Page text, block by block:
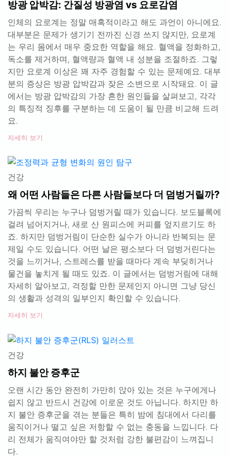
방광 압박감: 간질성 방광염 vs 요로감염
인체의 요로계는 정말 매혹적이라고 해도 과언이 아니에요.
대부분은 문제가 생기기 전까진 신경 쓰지 않지만, 요로계
는 우리 몸에서 매우 중요한 역할을 해요. 혈액을 정화하고,
독소를 제거하며, 혈액량과 혈액 내 성분을 조절하죠. 그렇
지만 요로계 이상은 꽤 자주 경험할 수 있는 문제예요. 대부
분의 증상은 방광 압박감과 잦은 소변으로 시작돼요. 이 글
에서는 방광 압박감의 가장 흔한 원인들을 살펴보고, 각각
의 특징적 징후를 구분하는 데 도움이 될 만큼 비교해 드려
요.
자세히 보기
건강
왜 어떤 사람들은 다른 사람들보다 더 덤벙거릴까?
가끔씩 우리는 누구나 덤벙거릴 때가 있습니다. 보도블록에
걸려 넘어지거나, 새로 산 원피스에 커피를 엎지르기도 하
죠. 하지만 덤벙거림이 단순한 실수가 아니라 반복되는 문
제일 수도 있습니다. 어떤 날은 평소보다 더 덤벙거린다는
것을 느끼거나, 스트레스를 받을 때마다 계속 부딪히거나
물건을 놓치게 될 때도 있죠. 이 글에서는 덤벙거림에 대해
자세히 알아보고, 걱정할 만한 문제인지 아니면 그냥 당신
의 생활과 성격의 일부인지 확인할 수 있습니다.
자세히 보기
건강
하지 불안 증후군
오랜 시간 동안 완전히 가만히 앉아 있는 것은 누구에게나
쉽지 않고 반드시 건강에 이로운 것도 아닙니다. 하지만 하
지 불안 증후군을 겪는 분들은 특히 밤에 침대에서 다리를
움직이거나 떨고 싶은 저항할 수 없는 충동을 느낍니다. 다
리 전체가 움직여야만 할 것처럼 강한 불편감이 느껴집니
다.